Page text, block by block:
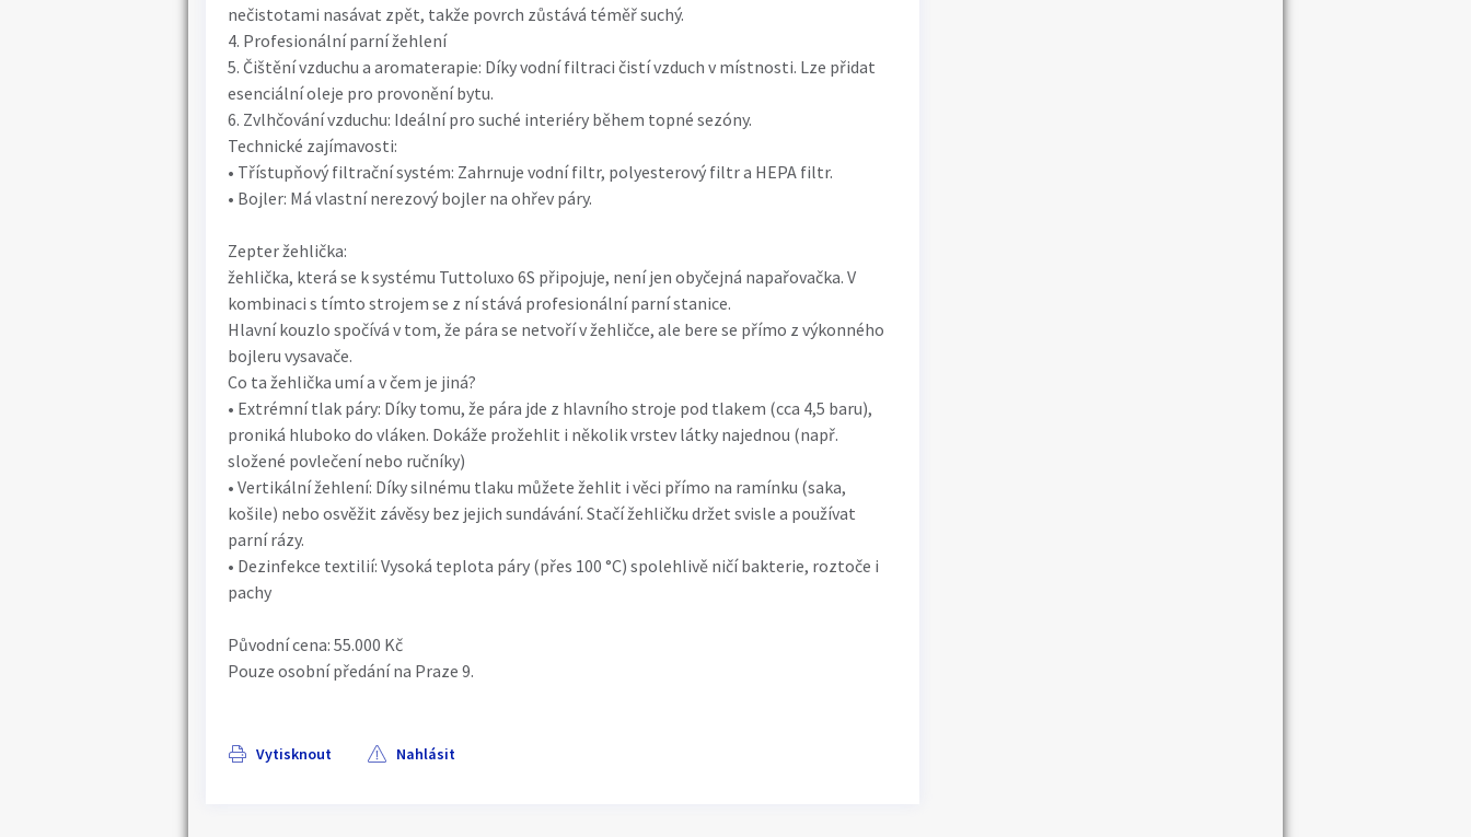
nečistotami nasávat zpět, takže povrch zůstává téměř suchý.
4. Profesionální parní žehlení
5. Čištění vzduchu a aromaterapie: Díky vodní filtraci čistí vzduch v místnosti. Lze přidat
esenciální oleje pro provonění bytu.
6. Zvlhčování vzduchu: Ideální pro suché interiéry během topné sezóny.
Technické zajímavosti:
• Třístupňový filtrační systém: Zahrnuje vodní filtr, polyesterový filtr a HEPA filtr.
• Bojler: Má vlastní nerezový bojler na ohřev páry.
Zepter žehlička:
žehlička, která se k systému Tuttoluxo 6S připojuje, není jen obyčejná napařovačka. V
kombinaci s tímto strojem se z ní stává profesionální parní stanice.
Hlavní kouzlo spočívá v tom, že pára se netvoří v žehličce, ale bere se přímo z výkonného
bojleru vysavače.
Co ta žehlička umí a v čem je jiná?
• Extrémní tlak páry: Díky tomu, že pára jde z hlavního stroje pod tlakem (cca 4,5 baru),
proniká hluboko do vláken. Dokáže prožehlit i několik vrstev látky najednou (např.
složené povlečení nebo ručníky)
• Vertikální žehlení: Díky silnému tlaku můžete žehlit i věci přímo na ramínku (saka,
košile) nebo osvěžit závěsy bez jejich sundávání. Stačí žehličku držet svisle a používat
parní rázy.
• Dezinfekce textilií: Vysoká teplota páry (přes 100 °C) spolehlivě ničí bakterie, roztoče i
pachy
Původní cena: 55.000 Kč
Pouze osobní předání na Praze 9.
Vytisknout Nahlásit